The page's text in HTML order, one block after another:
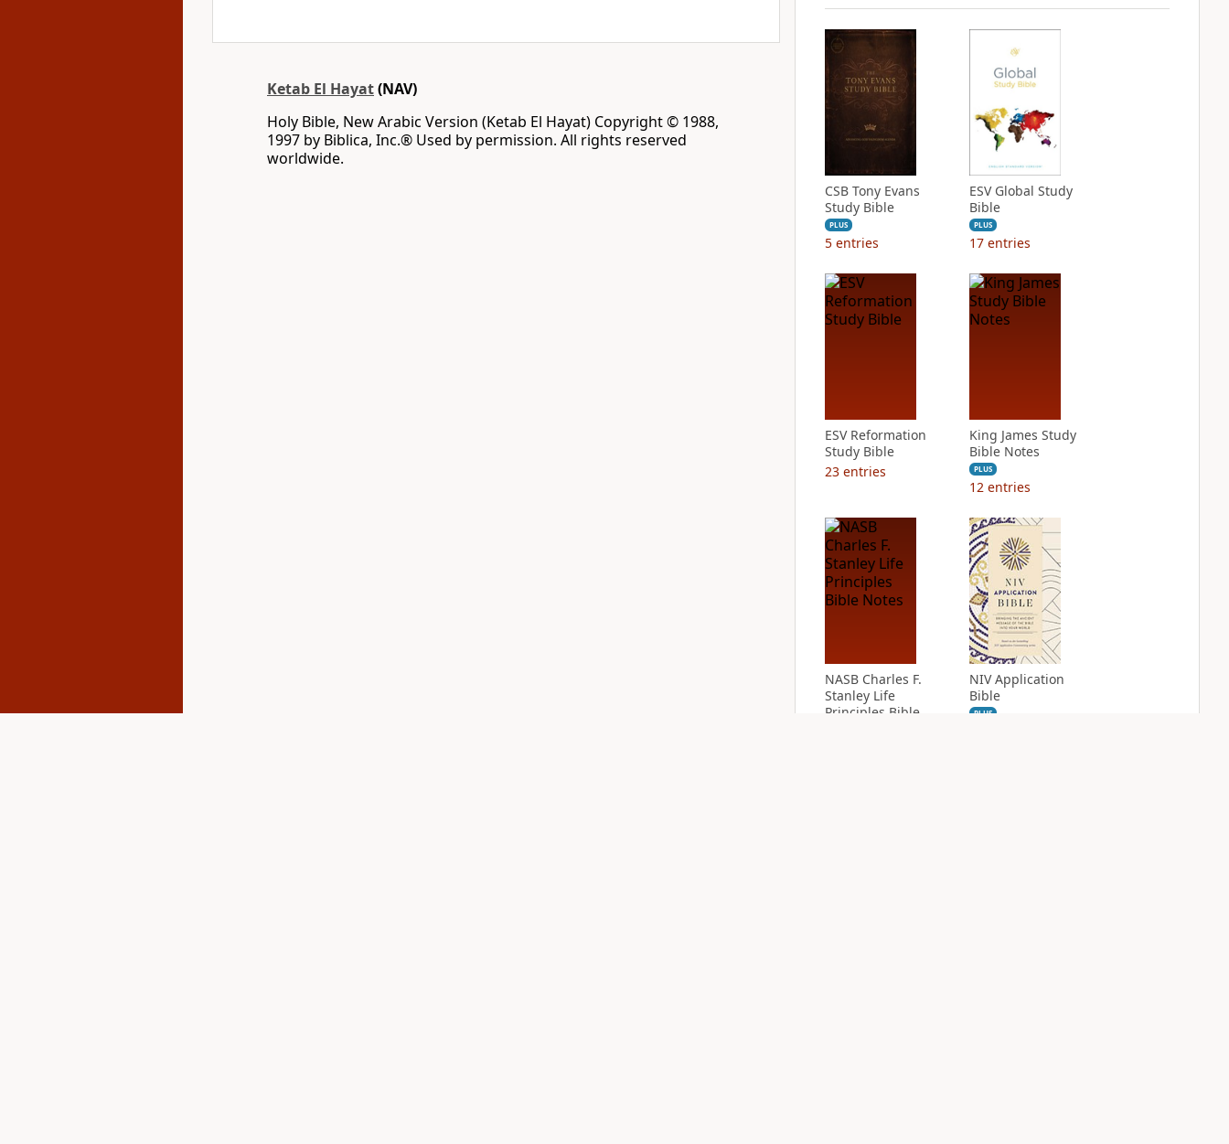
Ketab El Hayat(NAV)
Holy Bible, New Arabic Version (Ketab El Hayat) Copyright © 1988,
1997 by Biblica, Inc.® Used by permission. All rights reserved
worldwide.
CSB Tony Evans
Study Bible
PLUS
5 entries
ESV Global Study
Bible
PLUS
17 entries
ESV Reformation
Study Bible
23 entries
King James Study
Bible Notes
PLUS
12 entries
NASB Charles F.
Stanley Life
Principles Bible
NIV Application
Bible
PLUS